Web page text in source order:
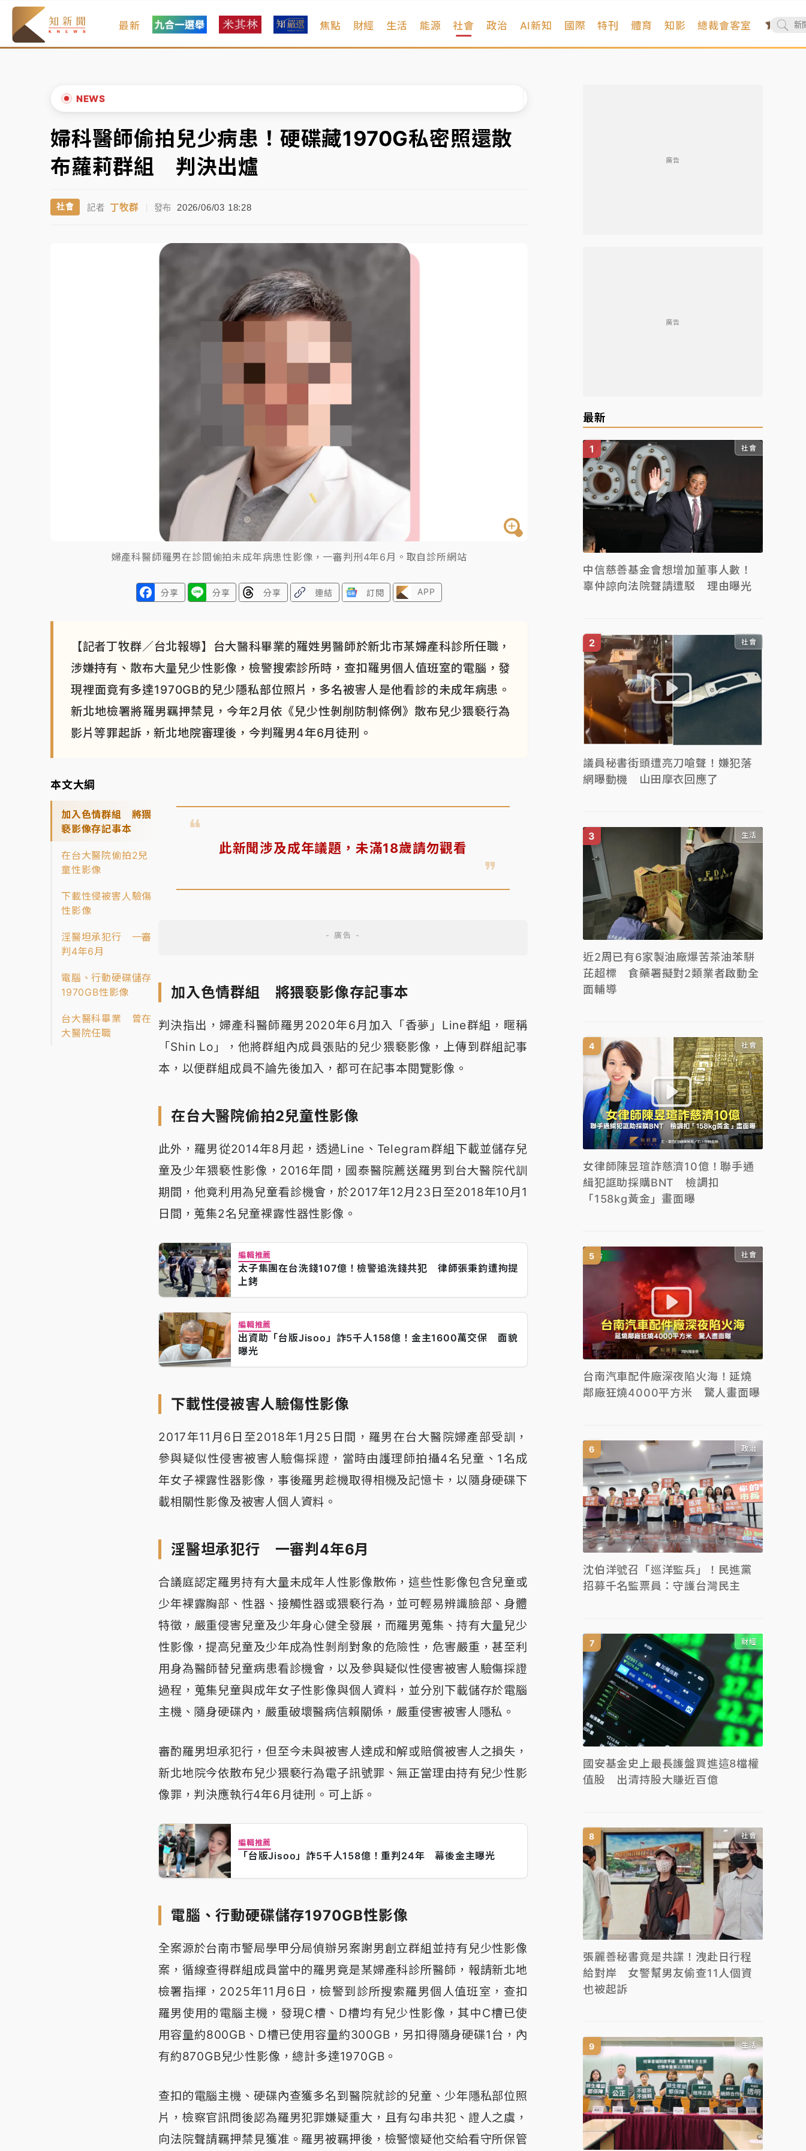
最新 焦點 財經 生活 能源 社會 政治 AI新知 國際 特刊 體育 知影 總裁會客室
NEWS
中信慈善基金會想增加董事人數！辜仲諒向法院聲請遭駁 理由曝光
故宮《龍藏經》特展第2檔！今線上預約開賣一度塞車 周六起展出延長至晚上7時
台東農業處長涉圖利渡假村！東檢抗告成功 今重開羈押庭
女律師陳昱瑄詐慈濟10億！黃金158kg遭查扣畫面曝光
中信慈善基金會想增加董事人數！辜仲諒向法院聲請遭駁 理由曝光
故宮《龍藏經》特展第2檔！今線上預約開賣一度塞車 周六起展出延長至晚上7時
台東農業處長涉圖利渡假村！東檢抗告成功 今重開羈押庭
▲
婦科醫師偷拍兒少病患！硬碟藏1970G私密照還散
布蘿莉群組 判決出爐
社會 記者 丁牧群 | 發布 2026/06/03 18:28
婦產科醫師羅男在診間偷拍未成年病患性影像，一審判刑4年6月。取自診所網站
分享 分享 分享 連結 訂閱 APP
【記者丁牧群／台北報導】台大醫科畢業的羅姓男醫師於新北市某婦產科診所任職，
涉嫌持有、散布大量兒少性影像，檢警搜索診所時，查扣羅男個人值班室的電腦，發
現裡面竟有多達1970GB的兒少隱私部位照片，多名被害人是他看診的未成年病患。
新北地檢署將羅男羈押禁見，今年2月依《兒少性剝削防制條例》散布兒少猥褻行為
影片等罪起訴，新北地院審理後，今判羅男4年6月徒刑。
本文大綱
加入色情群組 將猥
褻影像存記事本
在台大醫院偷拍2兒
童性影像
下載性侵被害人驗傷
性影像
淫醫坦承犯行 一審
判4年6月
電腦、行動硬碟儲存
1970GB性影像
台大醫科畢業 曾在
大醫院任職
此新聞涉及成年議題，未滿18歲請勿觀看
加入色情群組 將猥褻影像存記事本
判決指出，婦產科醫師羅男2020年6月加入「香夢」Line群組，暱稱
「Shin Lo」，他將群組內成員張貼的兒少猥褻影像，上傳到群組記事
本，以便群組成員不論先後加入，都可在記事本閱覽影像。
在台大醫院偷拍2兒童性影像
此外，羅男從2014年8月起，透過Line、Telegram群組下載並儲存兒
童及少年猥褻性影像，2016年間，國泰醫院薦送羅男到台大醫院代訓
期間，他竟利用為兒童看診機會，於2017年12月23日至2018年10月1
日間，蒐集2名兒童裸露性器性影像。
編輯推薦
太子集團在台洗錢107億！檢警追洗錢共犯 律師張秉鈞遭拘提
上銬
編輯推薦
出資助「台版Jisoo」詐5千人158億！金主1600萬交保 面貌
曝光
下載性侵被害人驗傷性影像
2017年11月6日至2018年1月25日間，羅男在台大醫院婦產部受訓，
參與疑似性侵害被害人驗傷採證，當時由護理師拍攝4名兒童、1名成
年女子裸露性器影像，事後羅男趁機取得相機及記憶卡，以隨身硬碟下
載相關性影像及被害人個人資料。
淫醫坦承犯行 一審判4年6月
合議庭認定羅男持有大量未成年人性影像散佈，這些性影像包含兒童或
少年裸露胸部、性器、接觸性器或猥褻行為，並可輕易辨識臉部、身體
特徵，嚴重侵害兒童及少年身心健全發展，而羅男蒐集、持有大量兒少
性影像，提高兒童及少年成為性剝削對象的危險性，危害嚴重，甚至利
用身為醫師替兒童病患看診機會，以及參與疑似性侵害被害人驗傷採證
過程，蒐集兒童與成年女子性影像與個人資料，並分別下載儲存於電腦
主機、隨身硬碟內，嚴重破壞醫病信賴關係，嚴重侵害被害人隱私。
審酌羅男坦承犯行，但至今未與被害人達成和解或賠償被害人之損失，
新北地院今依散布兒少猥褻行為電子訊號罪、無正當理由持有兒少性影
像罪，判決應執行4年6月徒刑。可上訴。
編輯推薦
「台版Jisoo」詐5千人158億！重判24年 幕後金主曝光
電腦、行動硬碟儲存1970GB性影像
全案源於台南市警局學甲分局偵辦另案謝男創立群組並持有兒少性影像
案，循線查得群組成員當中的羅男竟是某婦產科診所醫師，報請新北地
檢署指揮，2025年11月6日，檢警到診所搜索羅男個人值班室，查扣
羅男使用的電腦主機，發現C槽、D槽均有兒少性影像，其中C槽已使
用容量約800GB、D槽已使用容量約300GB，另扣得隨身硬碟1台，內
有約870GB兒少性影像，總計多達1970GB。
查扣的電腦主機、硬碟內查獲多名到醫院就診的兒童、少年隱私部位照
片，檢察官訊問後認為羅男犯罪嫌疑重大，且有勾串共犯、證人之虞，
向法院聲請羈押禁見獲准。羅男被羈押後，檢警懷疑他交給看守所保管
廣告
廣告
最新
社會
中信慈善基金會想增加董事人數！
辜仲諒向法院聲請遭駁 理由曝光
社會
議員秘書街頭遭亮刀嗆聲！嫌犯落
網曝動機 山田摩衣回應了
生活
近2周已有6家製油廠爆苦茶油苯駢
芘超標 食藥署擬對2類業者啟動全
面輔導
社會
女律師陳昱瑄詐慈濟10億！聯手通
緝犯誆助採購BNT 檢調扣
「158kg黃金」畫面曝
社會
台南汽車配件廠深夜陷火海！延燒
鄰廠狂燒4000平方米 驚人畫面曝
政治
沈伯洋號召「巡洋監兵」！民進黨
招募千名監票員：守護台灣民主
財經
國安基金史上最長護盤買進這8檔權
值股 出清持股大賺近百億
社會
張麗善秘書竟是共諜！洩赴日行程
給對岸 女警幫男友偷查11人個資
也被起訴
生活